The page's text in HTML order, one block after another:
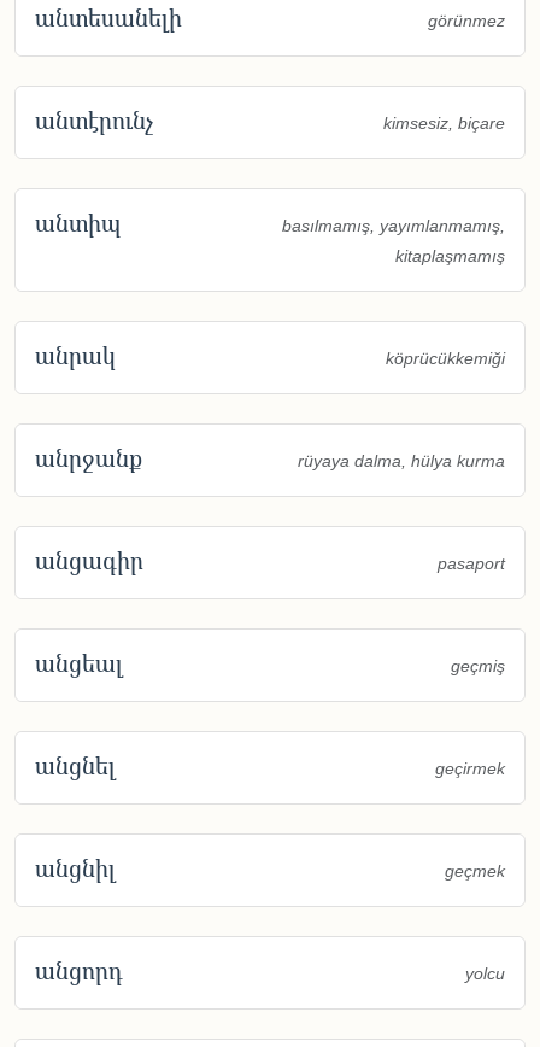
անտեսանելի görünmez
անտէրունչ kimsesiz, biçare
անտիպ
basılmamış, yayımlanmamış,
kitaplaşmamış
անրակ köprücükkemiği
անրջանք rüyaya dalma, hülya kurma
անցագիր pasaport
անցեալ geçmiş
անցնել geçirmek
անցնիլ geçmek
անցորդ yolcu